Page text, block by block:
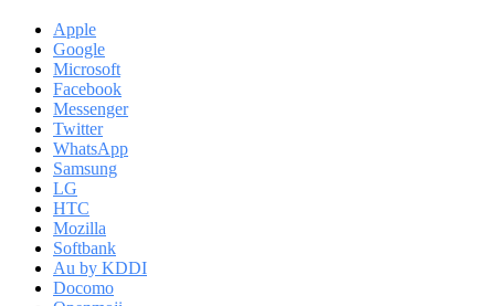
Apple
Google
Microsoft
Facebook
Messenger
Twitter
WhatsApp
Samsung
LG
HTC
Mozilla
Softbank
Au by KDDI
Docomo